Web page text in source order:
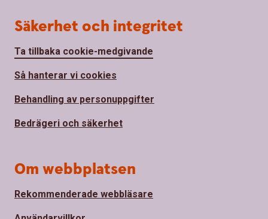
Säkerhet och integritet
Ta tillbaka cookie-medgivande
Så hanterar vi cookies
Behandling av personuppgifter
Bedrägeri och säkerhet
Om webbplatsen
Rekommenderade webbläsare